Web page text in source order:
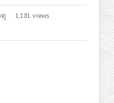
ดู
1,181 views